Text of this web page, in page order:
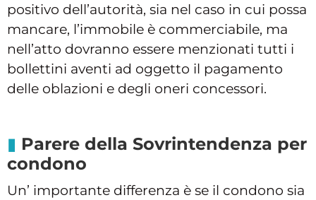
positivo dell’autorità, sia nel caso in cui possa
mancare, l’immobile è commerciabile, ma
nell’atto dovranno essere menzionati tutti i
bollettini aventi ad oggetto il pagamento
delle oblazioni e degli oneri concessori.
Parere della Sovrintendenza per
condono
Un’ importante differenza è se il condono sia